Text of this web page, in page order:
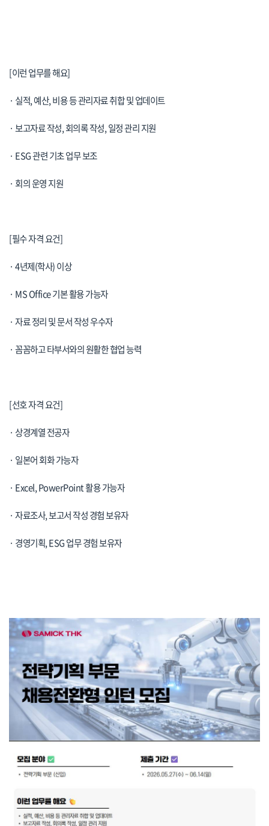
[이런 업무를 해요]
· 실적, 예산, 비용 등 관리자료 취합 및 업데이트
· 보고자료 작성, 회의록 작성, 일정 관리 지원
· ESG 관련 기초 업무 보조
· 회의 운영 지원
[필수 자격 요건]
· 4년제(학사) 이상
· MS Office 기본 활용 가능자
· 자료 정리 및 문서 작성 우수자
· 꼼꼼하고 타부서와의 원활한 협업 능력
[선호 자격 요건]
· 상경계열 전공자
· 일본어 회화 가능자
· Excel, PowerPoint 활용 가능자
· 자료조사, 보고서 작성 경험 보유자
· 경영기획, ESG 업무 경험 보유자